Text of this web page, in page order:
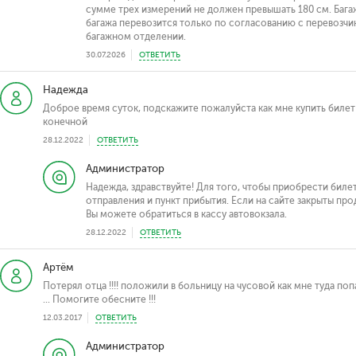
сумме трех измерений не должен превышать 180 см.
багажа перевозится только по согласованию с
багажном отделении.
30.07.2026 ОТВЕТИТЬ
Надежда
Доброе время суток, подскажите пожалуйста как мне купить
конечной
28.12.2022 ОТВЕТИТЬ
Администратор
Надежда, здравствуйте! Для того, чтобы приобрести
отправления и пункт прибытия. Если на сайте закрыты
Вы можете обратиться в кассу автовокзала.
28.12.2022 ОТВЕТИТЬ
Артём
Потерял отца !!!! положили в больницу на чусовой как мне туда
... Помогите обесните !!!
12.03.2017 ОТВЕТИТЬ
Администратор